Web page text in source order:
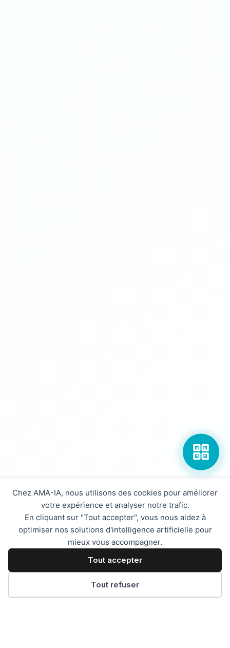
Chez AMA-IA, nous utilisons des cookies pour améliorer
votre expérience et analyser notre trafic.
En cliquant sur "Tout accepter", vous nous aidez à
optimiser nos solutions d'intelligence artificielle pour
mieux vous accompagner.
Tout accepter
Tout refuser